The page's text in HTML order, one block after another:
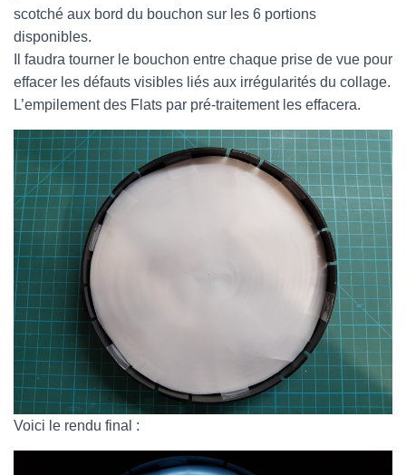
scotché aux bord du bouchon sur les 6 portions
disponibles.
Il faudra tourner le bouchon entre chaque prise de vue pour
effacer les défauts visibles liés aux irrégularités du collage.
L’empilement des Flats par pré-traitement les effacera.
Voici le rendu final :